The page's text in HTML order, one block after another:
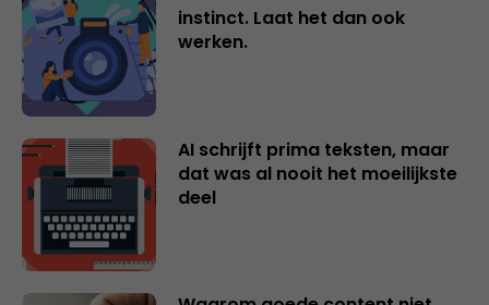
instinct. Laat het dan ook
werken.
AI schrijft prima teksten, maar
dat was al nooit het moeilijkste
deel